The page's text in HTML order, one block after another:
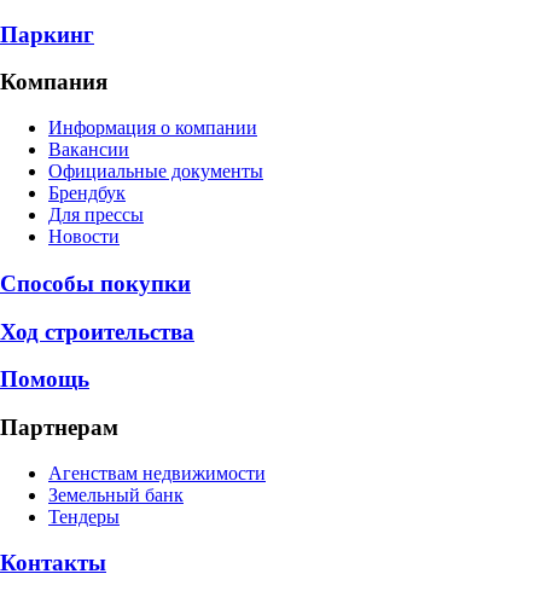
Паркинг
Компания
Информация о компании
Вакансии
Официальные документы
Брендбук
Для прессы
Новости
Способы покупки
Ход строительства
Помощь
Партнерам
Агенствам недвижимости
Земельный банк
Тендеры
Контакты